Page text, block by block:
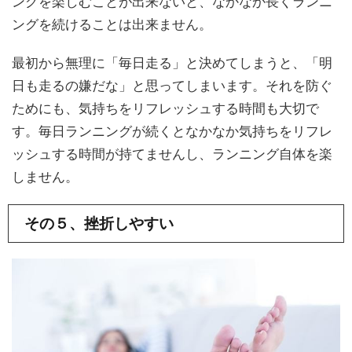
ングを続けることは出来ません。
最初から無理に「毎日走る」と決めてしまうと、「明
日も走るの嫌だな」と思ってしまいます。それを防ぐ
ためにも、気持ちをリフレッシュする時間も大切で
す。毎日ランニングが続くとなかなか気持ちをリフレ
ッシュする時間が持てませんし、ランニング自体を楽
しません。
その５、挫折しやすい